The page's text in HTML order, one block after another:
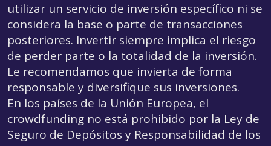
utilizar un servicio de inversión específico ni se
considera la base o parte de transacciones
posteriores. Invertir siempre implica el riesgo
de perder parte o la totalidad de la inversión.
Le recomendamos que invierta de forma
responsable y diversifique sus inversiones.
En los países de la Unión Europea, el
crowdfunding no está prohibido por la Ley de
Seguro de Depósitos y Responsabilidad de los